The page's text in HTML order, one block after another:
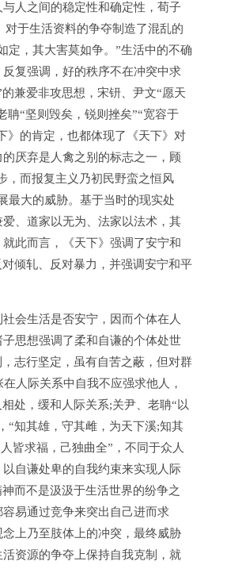
人之间的稳定性和确定性，荀子
于生活资料的争夺制造了混乱的
定，其大害莫如争。”生活中的不确
复强调，好的秩序不在冲突中求
兼爱非攻思想，宋钘、尹文“愿天
聃“坚则毁矣，锐则挫矣”“宽容于
》的肯定，也都体现了《天下》对
厌弃是人禽之别的标志之一，顾
，而报复主义乃初民野蛮之恒风
最大的威胁。基于当时的现实处
、道家以无为、法家以法术，其
此而言，《天下》强调了安宁和
倾轧、反对暴力，并强调安宁和平
会生活是否安宁，因而个体在人
思想强调了柔和自谦的个体处世
志行坚定，虽有自苦之蔽，但对群
人际关系中自我不应强求他人，
处，缓和人际关系;关尹、老聃“以
“知其雄，守其雌，为天下溪;知其
皆求福，己独曲全”，不同于众人
自谦处卑的自我约束来实现人际
而不是汲汲于生活世界的纷争之
易通过竞争来突出自己进而求
上乃至肢体上的冲突，最终威胁
资源的争夺上保持自我克制，就